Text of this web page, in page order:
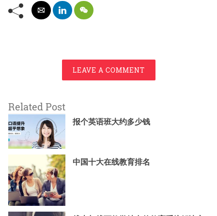
LEAVE A COMMENT
Related Post
报个英语班大约多少钱
中国十大在线教育排名